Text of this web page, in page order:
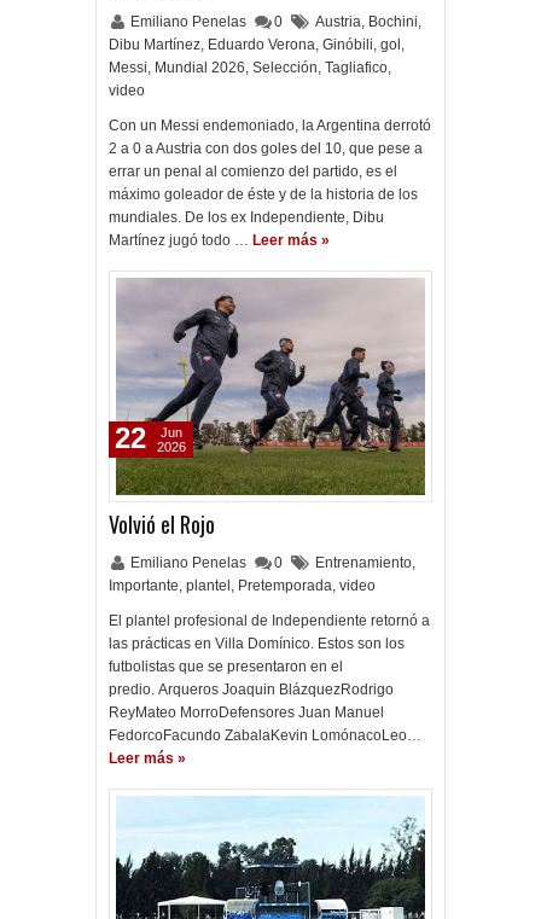
Emiliano Penelas 0 Austria, Bochini,
Dibu Martínez, Eduardo Verona, Ginóbili, gol ,
Messi, Mundial 2026, Selección, Tagliafico,
video
Con un Messi endemoniado, la Argentina derrotó
2 a 0 a Austria con dos goles del 10, que pese a
errar un penal al comienzo del partido, es el
máximo goleador de éste y de la historia de los
mundiales. De los ex Independiente, Dibu
Martínez jugó todo … Leer más »
Volvió el Rojo
Emiliano Penelas 0 Entrenamiento,
Importante, plantel , Pretemporada, video
El plantel profesional de Independiente retornó a
las prácticas en Villa Domínico. Estos son los
futbolistas que se presentaron en el
predio. Arqueros Joaquin BlázquezRodrigo
ReyMateo MorroDefensores Juan Manuel
FedorcoFacundo ZabalaKevin LomónacoLeo…
Leer más »
22
Jun
2026